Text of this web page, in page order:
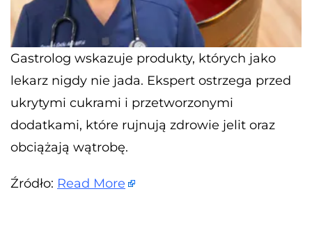
Gastrolog wskazuje produkty, których jako
lekarz nigdy nie jada. Ekspert ostrzega przed
ukrytymi cukrami i przetworzonymi
dodatkami, które rujnują zdrowie jelit oraz
obciążają wątrobę.
Źródło: Read More